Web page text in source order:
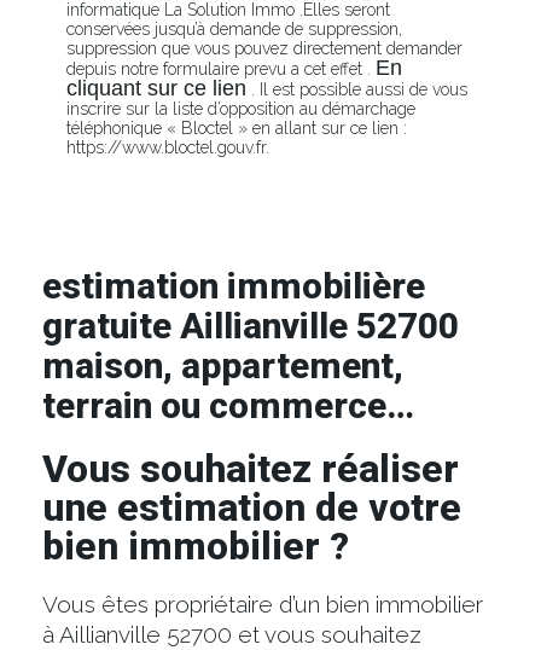
informatique La Solution Immo .Elles seront
conservées jusqu’à demande de suppression,
suppression que vous pouvez directement demander
depuis notre formulaire prevu a cet effet . En
cliquant sur ce lien . Il est possible aussi de vous
inscrire sur la liste d’opposition au démarchage
téléphonique « Bloctel » en allant sur ce lien :
https://www.bloctel.gouv.fr.
estimation immobilière
gratuite Aillianville 52700
maison, appartement,
terrain ou commerce…
Vous souhaitez réaliser
une estimation de votre
bien immobilier ?
Vous êtes propriétaire d’un bien immobilier
à Aillianville 52700 et vous souhaitez